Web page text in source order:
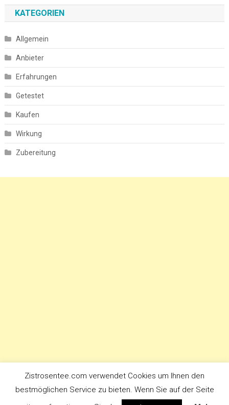
KATEGORIEN
Allgemein
Anbieter
Erfahrungen
Getestet
Kaufen
Wirkung
Zubereitung
Zistrosentee.com verwendet Cookies um Ihnen den
bestmöglichen Service zu bieten. Wenn Sie auf der Seite